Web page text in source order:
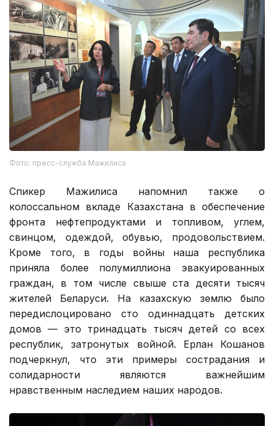
Фото: пресс-служба Мажилиса
Спикер Мажилиса напомнил также о
колоссальном вкладе Казахстана в обеспечение
фронта нефтепродуктами и топливом, углем,
свинцом, одеждой, обувью, продовольствием.
Кроме того, в годы войны наша республика
приняла более полумиллиона эвакуированных
граждан, в том числе свыше ста десяти тысяч
жителей Беларуси. На казахскую землю было
передислоцировано сто одиннадцать детских
домов — это тринадцать тысяч детей со всех
республик, затронутых войной. Ерлан Кошанов
подчеркнул, что эти примеры сострадания и
солидарности являются важнейшим
нравственным наследием наших народов.